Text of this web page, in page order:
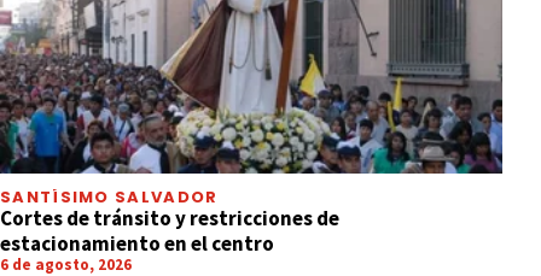
SANTÍSIMO SALVADOR
Cortes de tránsito y restricciones de
estacionamiento en el centro
6 de agosto, 2026